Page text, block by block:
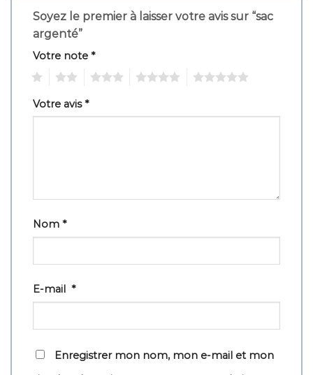
Soyez le premier à laisser votre avis sur “sac
argenté”
Votre note *
Votre avis*
Nom *
E-mail *
Enregistrer mon nom, mon e-mail et mon